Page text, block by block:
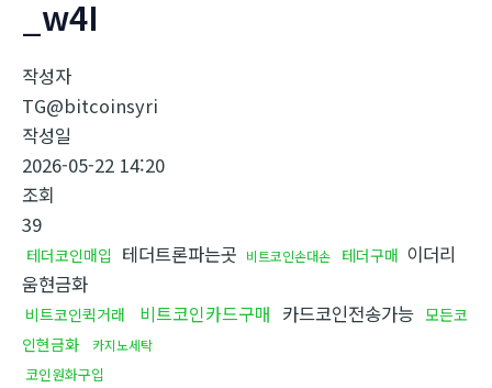
_w4I
작성자
TG@bitcoinsyri
작성일
2026-05-22 14:20
조회
39
테더코인매입 테더트론파는곳 비트코인손대손 테더구매 이더리
움현금화
비트코인퀵거래 비트코인카드구매 카드코인전송가능 모든코
인현금화
카지노세탁
코인원화구입